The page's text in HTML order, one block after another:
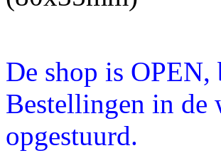
De shop is
Bestellingen in de
opgestuurd.